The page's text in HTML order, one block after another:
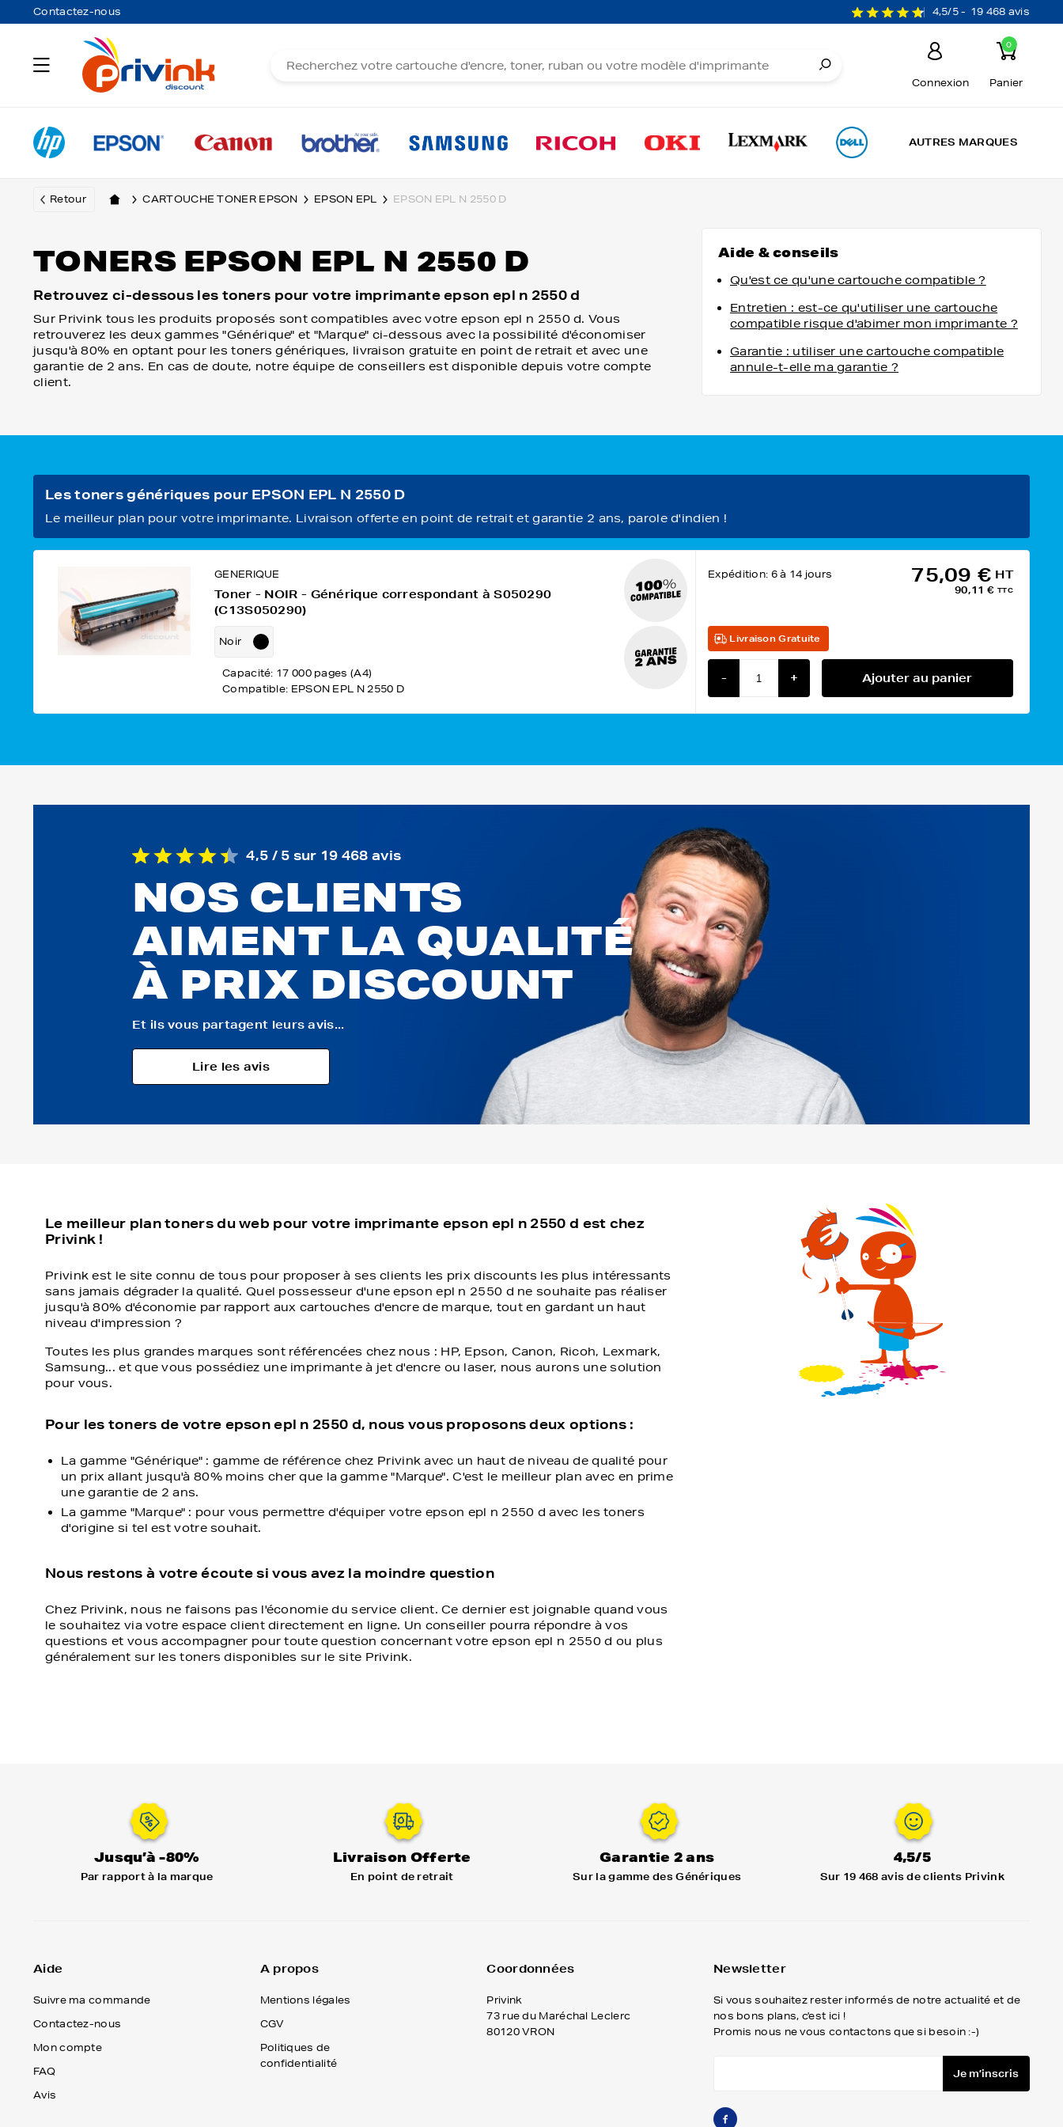
Contactez-nous 4,5/5 - 19 468 avis
Connexion
0
Panier
AUTRES MARQUES
Retour CARTOUCHE TONER EPSON EPSON EPL EPSON EPL N 2550 D
TONERS EPSON EPL N 2550 D
Retrouvez ci-dessous les toners pour votre imprimante epson epl n 2550 d
Sur Privink tous les produits proposés sont compatibles avec votre epson epl n 2550 d. Vous
retrouverez les deux gammes "Générique" et "Marque" ci-dessous avec la possibilité d'économiser
jusqu'à 80% en optant pour les toners génériques, livraison gratuite en point de retrait et avec une
garantie de 2 ans. En cas de doute, notre équipe de conseillers est disponible depuis votre compte
client.
Aide & conseils
Qu'est ce qu'une cartouche compatible ?
Entretien : est-ce qu'utiliser une cartouche
compatible risque d'abimer mon imprimante ?
Garantie : utiliser une cartouche compatible
annule-t-elle ma garantie ?
Les toners génériques pour EPSON EPL N 2550 D
Le meilleur plan pour votre imprimante. Livraison offerte en point de retrait et garantie 2 ans, parole d'indien !
GENERIQUE
Toner - NOIR - Générique correspondant à S050290
(C13S050290)
Noir
Capacité: 17 000 pages (A4)
Compatible: EPSON EPL N 2550 D
Expédition: 6 à 14 jours 75,09 € HT
90,11 € TTC
Livraison Gratuite
- + Ajouter au panier
4,5 / 5 sur 19 468 avis
NOS CLIENTS
AIMENT LA QUALITÉ
À PRIX DISCOUNT
Et ils vous partagent leurs avis...
Lire les avis
Le meilleur plan toners du web pour votre imprimante epson epl n 2550 d est chez
Privink !
Privink est le site connu de tous pour proposer à ses clients les prix discounts les plus intéressants
sans jamais dégrader la qualité. Quel possesseur d'une epson epl n 2550 d ne souhaite pas réaliser
jusqu'à 80% d'économie par rapport aux cartouches d'encre de marque, tout en gardant un haut
niveau d'impression ?
Toutes les plus grandes marques sont référencées chez nous : HP, Epson, Canon, Ricoh, Lexmark,
Samsung... et que vous possédiez une imprimante à jet d'encre ou laser, nous aurons une solution
pour vous.
Pour les toners de votre epson epl n 2550 d, nous vous proposons deux options :
La gamme "Générique" : gamme de référence chez Privink avec un haut de niveau de qualité pour
un prix allant jusqu'à 80% moins cher que la gamme "Marque". C'est le meilleur plan avec en prime
une garantie de 2 ans.
La gamme "Marque" : pour vous permettre d'équiper votre epson epl n 2550 d avec les toners
d'origine si tel est votre souhait.
Nous restons à votre écoute si vous avez la moindre question
Chez Privink, nous ne faisons pas l'économie du service client. Ce dernier est joignable quand vous
le souhaitez via votre espace client directement en ligne. Un conseiller pourra répondre à vos
questions et vous accompagner pour toute question concernant votre epson epl n 2550 d ou plus
généralement sur les toners disponibles sur le site Privink.
Jusqu’à -80%
Par rapport à la marque
Livraison Offerte
En point de retrait
Garantie 2 ans
Sur la gamme des Génériques
4,5/5
Sur 19 468 avis de clients Privink
Aide
Suivre ma commande
Contactez-nous
Mon compte
FAQ
Avis
A propos
Mentions légales
CGV
Politiques de
confidentialité
Coordonnées
Privink
73 rue du Maréchal Leclerc
80120 VRON
Newsletter
Si vous souhaitez rester informés de notre actualité et de
nos bons plans, c'est ici !
Promis nous ne vous contactons que si besoin :-)
Je m’inscris